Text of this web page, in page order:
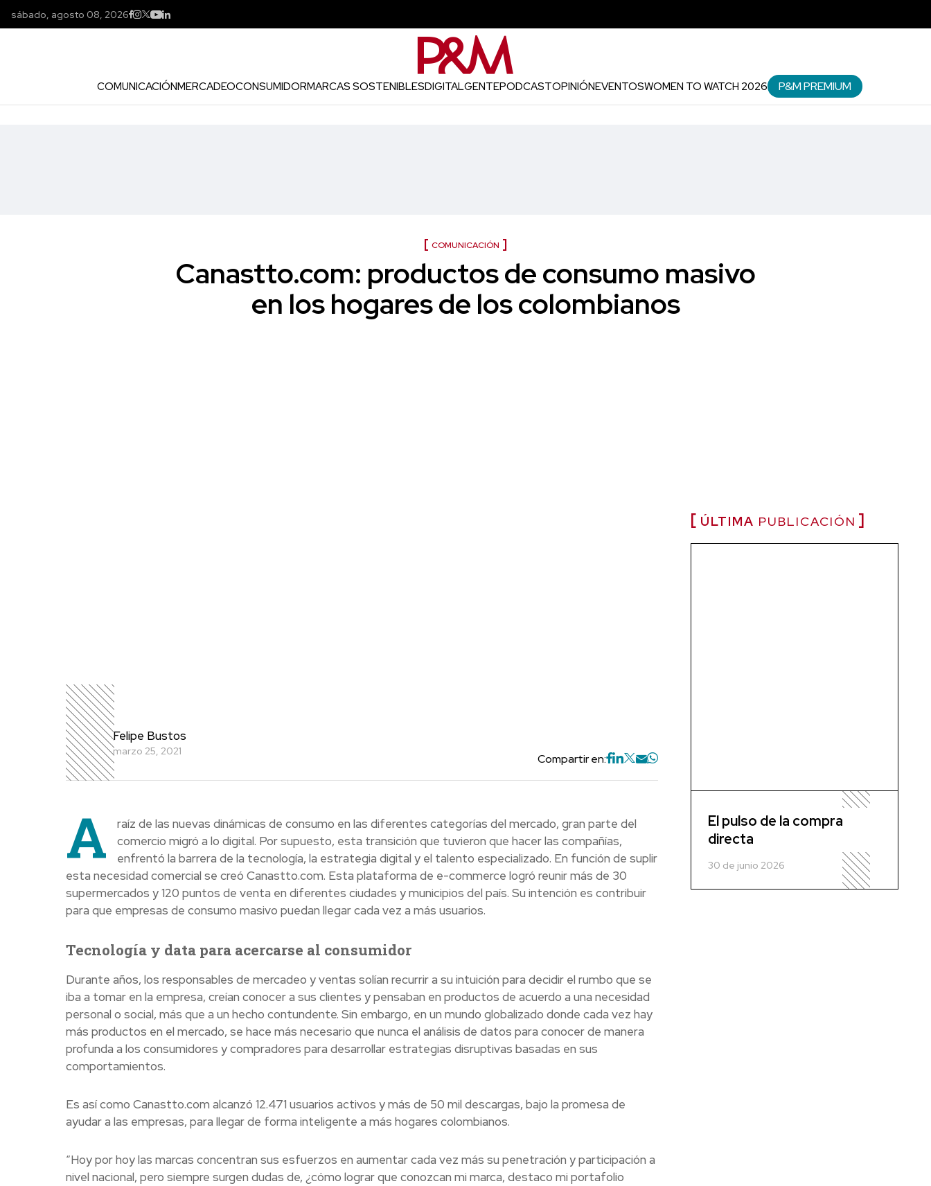
sábado, agosto 08, 2026
COMUNICACIÓNMERCADEOCONSUMIDORMARCAS SOSTENIBLESDIGITALGENTEPODCASTOPINIÓNEVENTOSWOMEN TO WATCH 2026 P&M PREMIUM
COMUNICACIÓN
Canastto.com: productos de consumo masivo
en los hogares de los colombianos
Felipe Bustos
marzo 25, 2021
Compartir en:
A
raíz de las nuevas dinámicas de consumo en las diferentes categorías del mercado, gran parte del
comercio migró a lo digital. Por supuesto, esta transición que tuvieron que hacer las compañías,
enfrentó la barrera de la tecnología, la estrategia digital y el talento especializado. En función de suplir
esta necesidad comercial se creó Canastto.com. Esta plataforma de e-commerce logró reunir más de 30
supermercados y 120 puntos de venta en diferentes ciudades y municipios del país. Su intención es contribuir
para que empresas de consumo masivo puedan llegar cada vez a más usuarios.
Tecnología y data para acercarse al consumidor
Durante años, los responsables de mercadeo y ventas solían recurrir a su intuición para decidir el rumbo que se
iba a tomar en la empresa, creían conocer a sus clientes y pensaban en productos de acuerdo a una necesidad
personal o social, más que a un hecho contundente. Sin embargo, en un mundo globalizado donde cada vez hay
más productos en el mercado, se hace más necesario que nunca el análisis de datos para conocer de manera
profunda a los consumidores y compradores para desarrollar estrategias disruptivas basadas en sus
comportamientos.
Es así como Canastto.com alcanzó 12.471 usuarios activos y más de 50 mil descargas, bajo la promesa de
ayudar a las empresas, para llegar de forma inteligente a más hogares colombianos.
“Hoy por hoy las marcas concentran sus esfuerzos en aumentar cada vez más su penetración y participación a
nivel nacional, pero siempre surgen dudas de, ¿cómo lograr que conozcan mi marca, destaco mi portafolio
ÚLTIMA PUBLICACIÓN
El pulso de la compra
directa
30 de junio 2026